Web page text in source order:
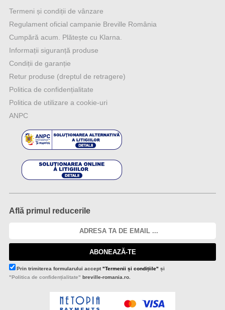
Termeni și condiții de vânzare
Regulament oficial campanie Breville România
Cumpără acum. Plătește cu Klarna.
Informații siguranță produse
Condiții de garanție
Retur produse (dreptul de retragere)
Politica de confidențialitate
Politica de utilizare a cookie-uri
ANPC
Află primul reducerile
ABONEAZĂ-TE
Prin trimiterea formularului accept"Termenii și condițiile" și
"Politica de confidențialitate" breville-romania.ro.